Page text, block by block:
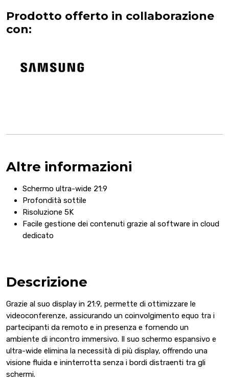
Prodotto offerto in collaborazione
con:
Altre informazioni
Schermo ultra-wide 21:9
Profondità sottile
Risoluzione 5K
Facile gestione dei contenuti grazie al software in cloud
dedicato
Descrizione
Grazie al suo display in 21:9, permette di ottimizzare le
videoconferenze, assicurando un coinvolgimento equo tra i
partecipanti da remoto e in presenza e fornendo un
ambiente di incontro immersivo.
Il suo schermo espansivo e
ultra-wide elimina la necessità di più display, offrendo una
visione fluida e ininterrotta senza i bordi distraenti tra gli
schermi.